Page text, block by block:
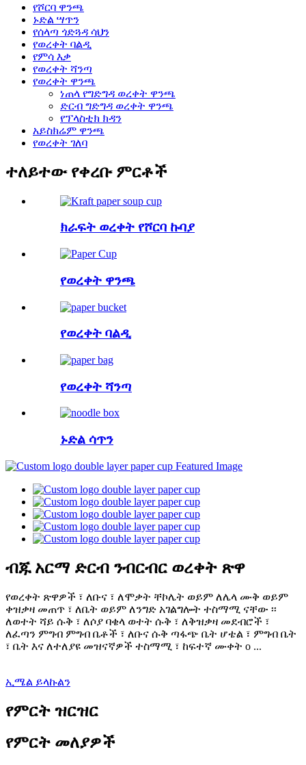
የሾርባ ዋንጫ
ኑድል ሣጥን
የሰላጣ ጎድጓዳ ሳህን
የወረቀት ባልዲ
የምሳ እቃ
የወረቀት ሻንጣ
የወረቀት ዋንጫ
ነጠላ የግድግዳ ወረቀት ዋንጫ
ድርብ ግድግዳ ወረቀት ዋንጫ
የፕላስቲክ ክዳን
አይስክሬም ዋንጫ
የወረቀት ገለባ
ተለይተው የቀረቡ ምርቶች
ክራፍት ወረቀት የሾርባ ኩባያ
የወረቀት ዋንጫ
የወረቀት ባልዲ
የወረቀት ሻንጣ
ኑድል ሳጥን
ብጁ አርማ ድርብ ንብርብር ወረቀት ጽዋ
የወረቀት ጽዋዎች ፣ ለቡና ፣ ለሞቃት ቸኮሌት ወይም ለሌላ ሙቅ ወይም
ቀዝቃዛ መጠጥ ፣ ለቤት ወይም ለንግድ አገልግሎት ተስማሚ ናቸው ፡፡
ለወተት ሻይ ሱቅ ፣ ለሶያ ባቄላ ወተት ሱቅ ፣ ለቅዝቃዛ መደብሮች ፣
ለፈጣን ምግብ ምግብ ቤቶች ፣ ለቡና ሱቅ ጣፋጭ ቤት ሆቴል ፣ ምግብ ቤት
፣ ቤት እና ለተለያዩ መዝናኛዎች ተስማሚ ፣ ከፍተኛ ሙቀት o ...
ኢሜል ይላኩልን
የምርት ዝርዝር
የምርት መለያዎች